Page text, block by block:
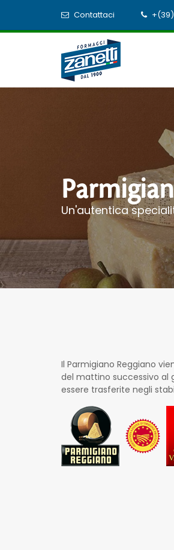
Contattaci +(39)
Un'autentica
Il Parmigiano Reggiano
del mattino successivo al
essere trasferite negli